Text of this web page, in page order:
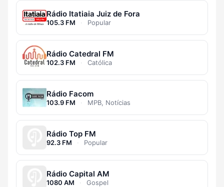
Rádio Itatiaia Juiz de Fora
105.3 FM · Popular
Rádio Catedral FM
102.3 FM · Católica
Rádio Facom
103.9 FM · MPB, Notícias
Rádio Top FM
92.3 FM · Popular
Rádio Capital AM
1080 AM · Gospel